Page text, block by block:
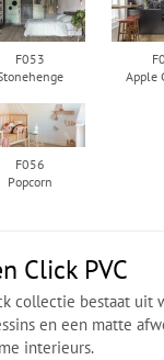
F053
Apple
F056
Popcorn
Click PVC
collectie bestaat uit
en een matte
interieurs.